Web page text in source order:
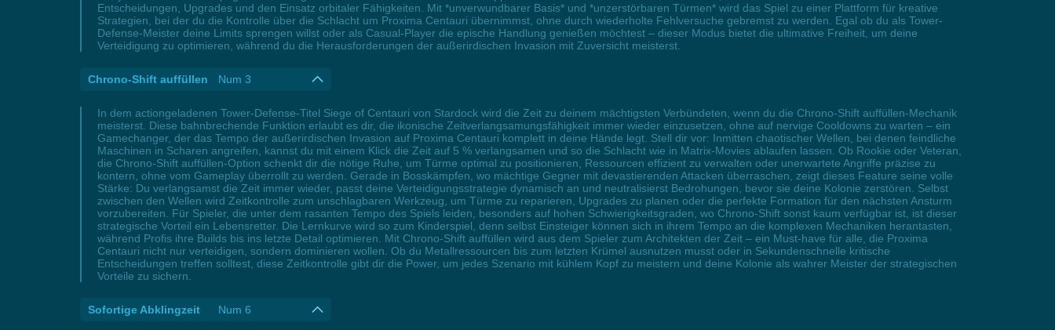
Entscheidungen, Upgrades und den Einsatz orbitaler Fähigkeiten. Mit *unverwundbarer Basis* und *unzerstörbaren Türmen* wird das Spiel zu einer Plattform für kreative
Strategien, bei der du die Kontrolle über die Schlacht um Proxima Centauri übernimmst, ohne durch wiederholte Fehlversuche gebremst zu werden. Egal ob du als Tower-
Defense-Meister deine Limits sprengen willst oder als Casual-Player die epische Handlung genießen möchtest – dieser Modus bietet die ultimative Freiheit, um deine
Verteidigung zu optimieren, während du die Herausforderungen der außerirdischen Invasion mit Zuversicht meisterst.
Chrono-Shift auffüllen Num 3
In dem actiongeladenen Tower-Defense-Titel Siege of Centauri von Stardock wird die Zeit zu deinem mächtigsten Verbündeten, wenn du die Chrono-Shift auffüllen-Mechanik
meisterst. Diese bahnbrechende Funktion erlaubt es dir, die ikonische Zeitverlangsamungsfähigkeit immer wieder einzusetzen, ohne auf nervige Cooldowns zu warten – ein
Gamechanger, der das Tempo der außerirdischen Invasion auf Proxima Centauri komplett in deine Hände legt. Stell dir vor: Inmitten chaotischer Wellen, bei denen feindliche
Maschinen in Scharen angreifen, kannst du mit einem Klick die Zeit auf 5 % verlangsamen und so die Schlacht wie in Matrix-Movies ablaufen lassen. Ob Rookie oder Veteran,
die Chrono-Shift auffüllen-Option schenkt dir die nötige Ruhe, um Türme optimal zu positionieren, Ressourcen effizient zu verwalten oder unerwartete Angriffe präzise zu
kontern, ohne vom Gameplay überrollt zu werden. Gerade in Bosskämpfen, wo mächtige Gegner mit devastierenden Attacken überraschen, zeigt dieses Feature seine volle
Stärke: Du verlangsamst die Zeit immer wieder, passt deine Verteidigungsstrategie dynamisch an und neutralisierst Bedrohungen, bevor sie deine Kolonie zerstören. Selbst
zwischen den Wellen wird Zeitkontrolle zum unschlagbaren Werkzeug, um Türme zu reparieren, Upgrades zu planen oder die perfekte Formation für den nächsten Ansturm
vorzubereiten. Für Spieler, die unter dem rasanten Tempo des Spiels leiden, besonders auf hohen Schwierigkeitsgraden, wo Chrono-Shift sonst kaum verfügbar ist, ist dieser
strategische Vorteil ein Lebensretter. Die Lernkurve wird so zum Kinderspiel, denn selbst Einsteiger können sich in ihrem Tempo an die komplexen Mechaniken herantasten,
während Profis ihre Builds bis ins letzte Detail optimieren. Mit Chrono-Shift auffüllen wird aus dem Spieler zum Architekten der Zeit – ein Must-have für alle, die Proxima
Centauri nicht nur verteidigen, sondern dominieren wollen. Ob du Metallressourcen bis zum letzten Krümel ausnutzen musst oder in Sekundenschnelle kritische
Entscheidungen treffen solltest, diese Zeitkontrolle gibt dir die Power, um jedes Szenario mit kühlem Kopf zu meistern und deine Kolonie als wahrer Meister der strategischen
Vorteile zu sichern.
Sofortige Abklingzeit Num 6